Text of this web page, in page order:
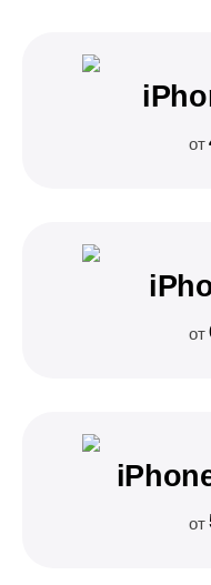
от
от
от